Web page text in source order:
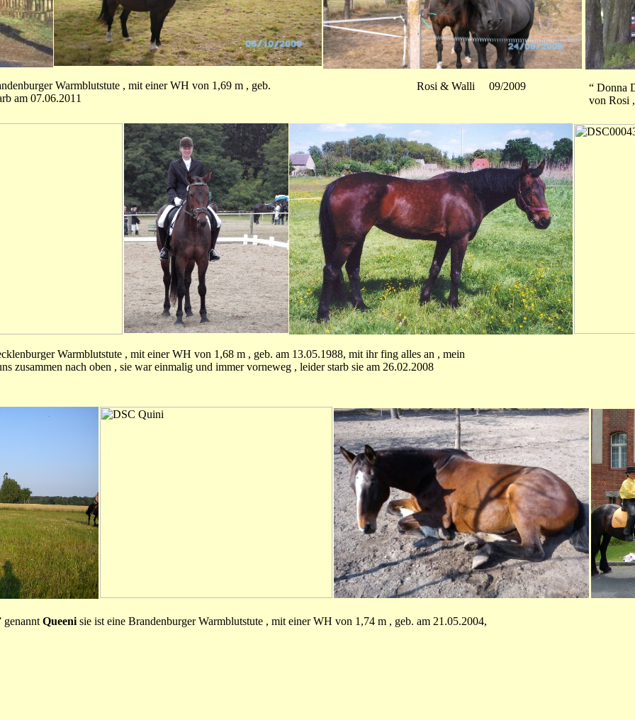
Warmblutstute , mit einer WH von 1,69 m , geb.
am 07.06.201 1
Rosi & Walli 09/2009
“ Donna
von
Warmblutstute , mit einer WH von 1,68 m , geb. am 13.05.1988, mit ihr fing alles an , mein
zusammen nach oben , sie war einmalig und immer vorneweg , leider starb sie am 26.02.2008
genannt Queeni sie ist eine Brandenburger Warmblutstute , mit einer WH von 1,74 m , geb. am 21.05.2004,